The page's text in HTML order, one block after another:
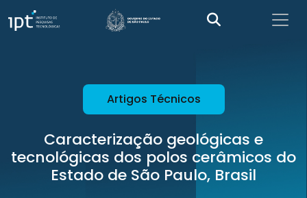
Artigos Técnicos
Caracterização geológicas e
tecnológicas dos polos cerâmicos do
Estado de São Paulo, Brasil